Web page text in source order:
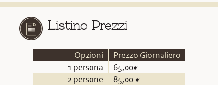
Listino Prezzi
Opzioni
Prezzo Giornaliero
1 persona
65,00€
2 persone
85,00 €